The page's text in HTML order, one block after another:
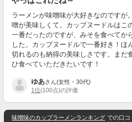
ラーメンが味噌味が大好きなのですが
噌が美味しくて。カップヌードルはこ
一番だったのですが、みそを食べてか
した。カップヌードルで一番好き！ほ
切れるのも納得の美味しさです。まだ
ひ食べていただきたいです！
ゆあさん(女性・30代)
1位(100点)の評価
味噌味のカップラーメンランキング での口コ